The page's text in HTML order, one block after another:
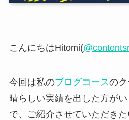
こんにちはHitomi(
今回は私のブログコースの
晴らしい実績を出した方が
で、ご紹介させていただきた